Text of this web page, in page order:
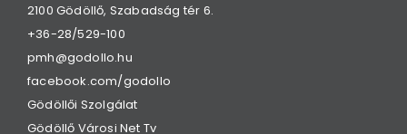
2100 Gödöllő, Szabadság tér 6.
+36-28/529-100
pmh@godollo.hu
facebook.com/godollo
Gödöllői Szolgálat
Gödöllő Városi Net Tv